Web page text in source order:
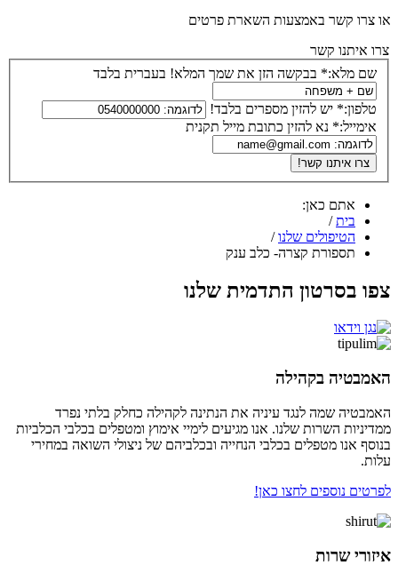
או צרו קשר באמצעות השארת פרטים
צרו איתנו קשר
שם מלא:* בבקשה הזן את שמך המלא! בעברית בלבד
טלפון:* יש להזין מספרים בלבד!
אימייל:* נא להזין כתובת מייל תקנית
אתם כאן:
בית /
הטיפולים שלנו /
תספורת קצרה- כלב ענק
צפו בסרטון התדמית שלנו
האמבטיה בקהילה
האמבטיה שמה לנגד עיניה את הנתינה לקהילה כחלק בלתי נפרד
ממדיניות השרות שלנו. אנו מגיעים לימיי אימוץ ומטפלים בכלבי הכלביות
בנוסף אנו מטפלים בכלבי הנחייה ובכלביהם של ניצולי השואה במחירי
עלות.
לפרטים נוספים לחצו כאן!
איזורי שרות